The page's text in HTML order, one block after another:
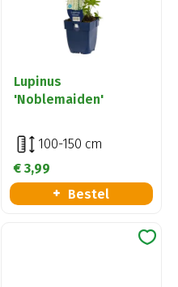
Lupinus
'Noblemaiden'
100-150 cm
€ 3,99
Bestel